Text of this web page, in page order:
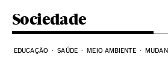
Sociedade
EDUCAÇÃO SAÚDE MEIO AMBIENTE